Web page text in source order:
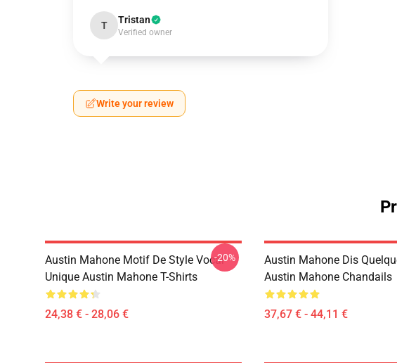
T Tristan
Verified owner
Write your review
Austin Mahone Motif De Style Vocal
Unique Austin Mahone T-Shirts
24,38 € - 28,06 €
-20%
Austin Mahone Dis
Austin Mahone Chandails
37,67 € - 44,11 €